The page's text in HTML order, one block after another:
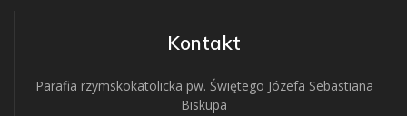
Kontakt
Parafia rzymskokatolicka pw. Świętego Józefa Sebastiana
Biskupa